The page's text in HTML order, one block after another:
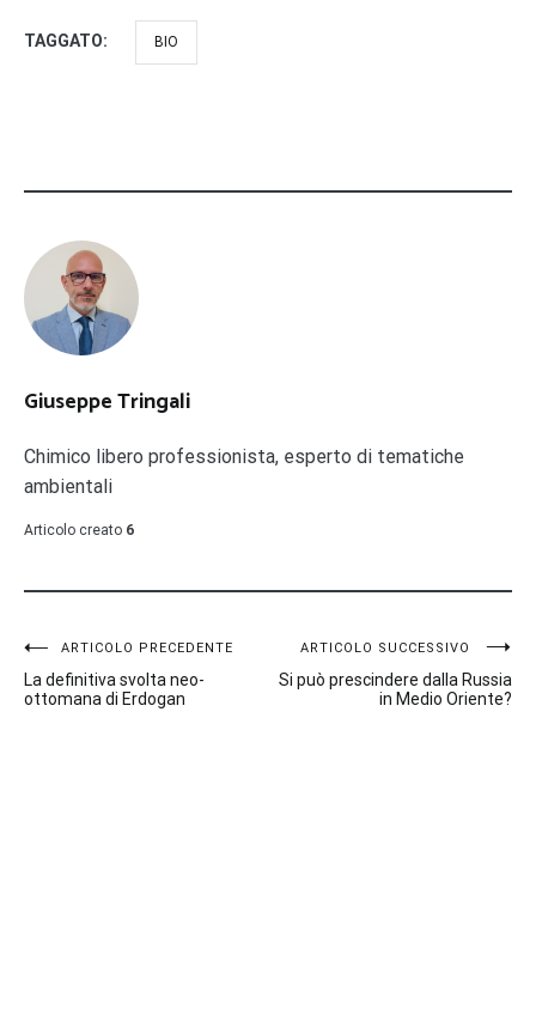
TAGGATO: BIO
Giuseppe Tringali
Chimico libero professionista, esperto di tematiche
ambientali
Articolo creato 6
Navigazione
articoli
ARTICOLO PRECEDENTE
La definitiva svolta neo-
ottomana di Erdogan
ARTICOLO SUCCESSIVO
Si può prescindere dalla Russia
in Medio Oriente?